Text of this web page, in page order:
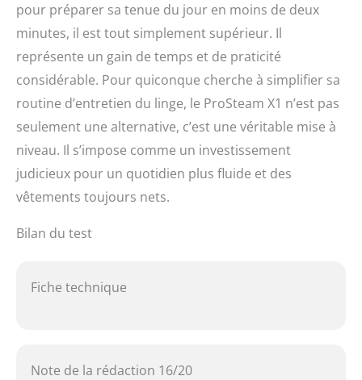
pour préparer sa tenue du jour en moins de deux
minutes, il est tout simplement supérieur. Il
représente un gain de temps et de praticité
considérable. Pour quiconque cherche à simplifier sa
routine d’entretien du linge, le ProSteam X1 n’est pas
seulement une alternative, c’est une véritable mise à
niveau. Il s’impose comme un investissement
judicieux pour un quotidien plus fluide et des
vêtements toujours nets.
Bilan du test
Fiche technique
Note de la rédaction 16/20